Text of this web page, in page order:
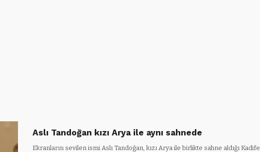
Aslı Tandoğan kızı Arya ile aynı sahnede
Ekranların sevilen ismi Aslı Tandoğan, kızı Arya ile birlikte sahne aldığı Kadife